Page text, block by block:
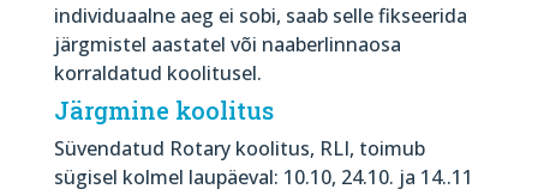
individuaalne aeg ei sobi, saab selle fikseerida
järgmistel aastatel või naaberlinnaosa
korraldatud koolitusel.
Järgmine koolitus
Süvendatud Rotary koolitus, RLI, toimub
sügisel kolmel laupäeval: 10.10, 24.10. ja 14..11